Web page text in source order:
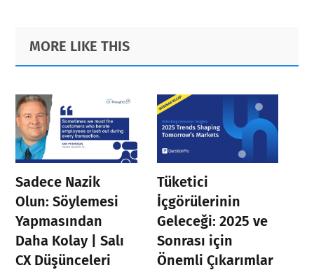
Primary
Sidebar
Footer
MORE LIKE THIS
Sadece Nazik
Olun: Söylemesi
Yapmasından
Daha Kolay | Salı
CX Düşünceleri
Tüketici
İçgörülerinin
Geleceği: 2025 ve
Sonrası için
Önemli Çıkarımlar